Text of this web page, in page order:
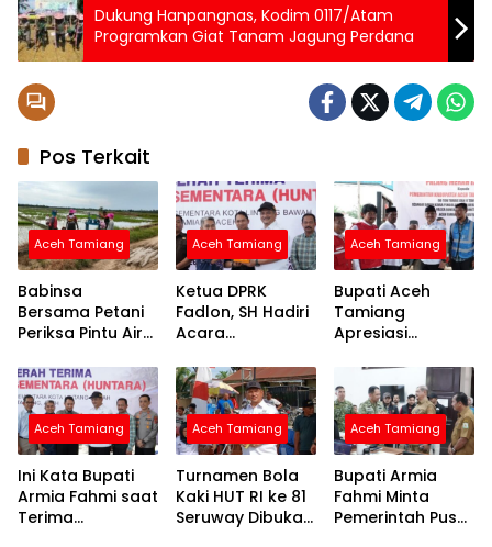
Dukung Hanpangnas, Kodim 0117/Atam
Programkan Giat Tanam Jagung Perdana
Pos Terkait
Aceh Tamiang
Babinsa
Bersama Petani
Periksa Pintu Air
Air ke Sawah
Aceh Tamiang
Ketua DPRK
Fadlon, SH Hadiri
Acara
Huntara dari
Mercy Malaysia
Aceh Tamiang
Bupati Aceh
Tamiang
Apresiasi
untuk
Percepatan
Pemulihan
Layanan Air
Bersih
Aceh Tamiang
Ini Kata Bupati
Armia Fahmi saat
Terima
Aceh Tamiang
Turnamen Bola
Kaki HUT RI ke 81
Seruway Dibuka
Aceh Tamiang
Bupati Armia
Fahmi Minta
Pemerintah Pusat